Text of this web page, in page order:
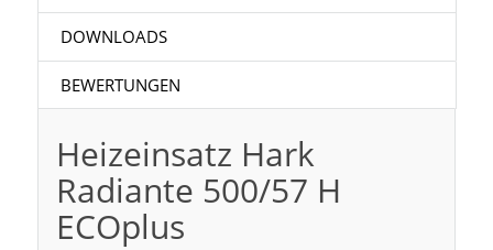
DOWNLOADS
BEWERTUNGEN
Heizeinsatz Hark
Radiante 500/57 H
ECOplus